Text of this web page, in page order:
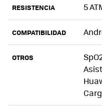
RESISTENCIA 5
COMPATIBILIDAD
OTROS